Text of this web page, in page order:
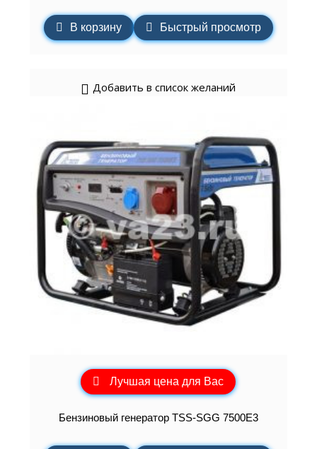
В корзину Быстрый просмотр
Добавить в список желаний
Лучшая цена для Вас
Бензиновый генератор TSS-SGG 7500Е3